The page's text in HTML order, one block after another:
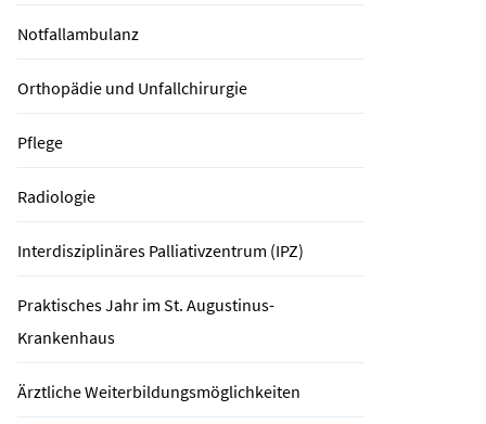
Notfallambulanz
Orthopädie und Unfallchirurgie
Pflege
Radiologie
Interdisziplinäres Palliativzentrum (IPZ)
Praktisches Jahr im St. Augustinus-
Krankenhaus
Ärztliche Weiterbildungsmöglichkeiten